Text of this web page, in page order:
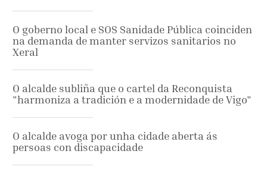
O goberno local e SOS Sanidade Pública coinciden
na demanda de manter servizos sanitarios no
Xeral
O alcalde subliña que o cartel da Reconquista
"harmoniza a tradición e a modernidade de Vigo"
O alcalde avoga por unha cidade aberta ás
persoas con discapacidade